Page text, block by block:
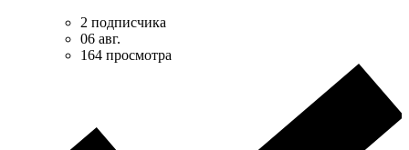
2 подписчика
06 авг.
164 просмотра